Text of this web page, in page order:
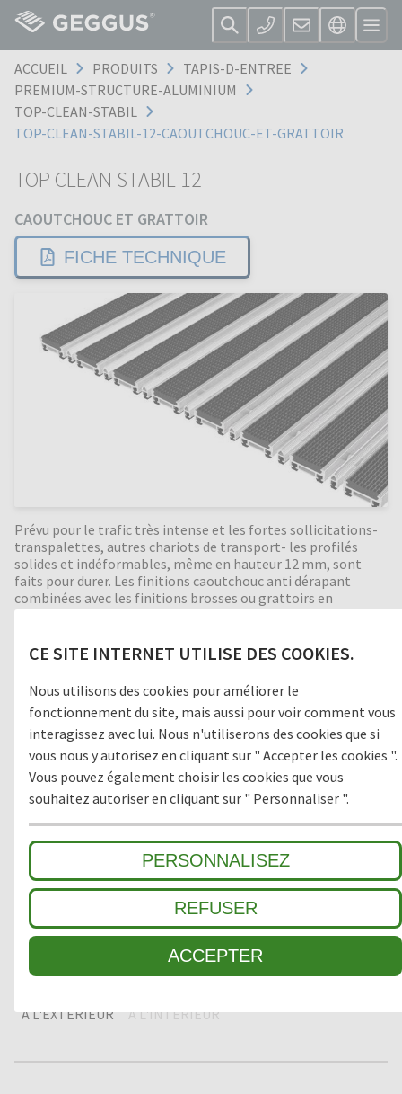
CE SITE INTERNET UTILISE DES COOKIES.
Nous utilisons des cookies pour améliorer le
fonctionnement du site, mais aussi pour voir comment vous
interagissez avec lui. Nous n'utiliserons des cookies que si
vous nous y autorisez en cliquant sur " Accepter les cookies ".
Vous pouvez également choisir les cookies que vous
souhaitez autoriser en cliquant sur " Personnaliser ".
PERSONNALISEZ
REFUSER
ACCEPTER
ACCUEIL PRODUITS
TAPIS-D-ENTREE
PREMIUM-STRUCTURE-ALUMINIUM
TOP-CLEAN-STABIL
TOP-CLEAN-STABIL-12-CAOUTCHOUC-ET-GRATTOIR
TOP CLEAN STABIL 12
CAOUTCHOUC ET GRATTOIR
FICHE TECHNIQUE
Prévu pour le trafic très intense et les fortes sollicitations-
transpalettes, autres chariots de transport- les profilés
solides et indéformables, même en hauteur 12 mm, sont
faits pour durer. Les finitions caoutchouc anti dérapant
combinées avec les finitions brosses ou grattoirs en
alternance retiennent parfaitement les saletés et
enroulable et facile à nettoyer. Fabrication en toutes
dimensions. Formes spéciales moyennant supplément.
Zone de passage
1 GROSSES SALETÉS
2 ZONE INTERMÉDIAIRE
3 SALETÉ FINE / ABSORPTION HUMIDITÉ
Domaine d'application
À L'EXTÉRIEUR À L'INTÉRIEUR